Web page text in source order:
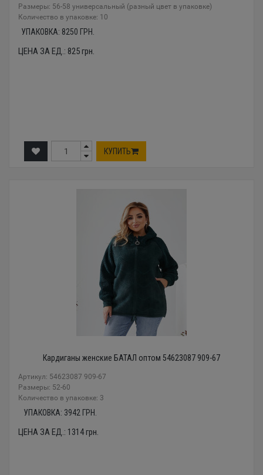
Размеры: 56-58 универсальный (разный цвет в упаковке)
Количество в упаковке: 10
УПАКОВКА: 8250 ГРН.
ЦЕНА ЗА ЕД.: 825грн.
КУПИТЬ
Кардиганы женские БАТАЛ оптом 54623087 909-67
Артикул: 54623087 909-67
Размеры: 52-60
Количество в упаковке: 3
УПАКОВКА: 3942 ГРН.
ЦЕНА ЗА ЕД.: 1314грн.